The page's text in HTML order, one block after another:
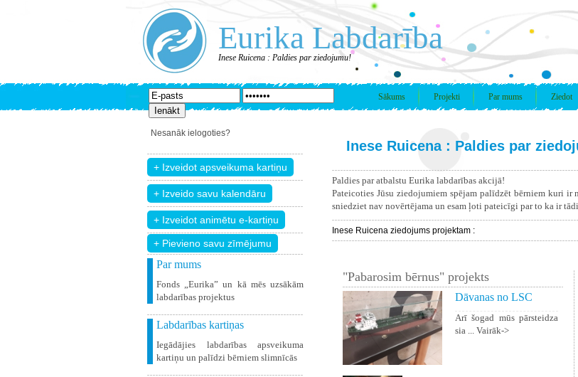
Eurika Labdarība
Inese Ruicena : Paldies par ziedojumu!
Sākums Projekti Par mums Ziedot
Nesanāk ielogoties?
+ Pievieno savu zīmējumu
Par mums
Fonds „Eurika” un kā mēs uzsākām
labdarības projektus
Labdarības kartiņas
Iegādājies labdarības apsveikuma
kartiņu un palīdzi bērniem slimnīcās
Inese Ruicena : Paldies par
Paldies par atbalstu Eurika labdarības akcijā!
Pateicoties Jūsu ziedojumiem spējam palīdzēt bērniem kuri
sniedziet nav novērtējama un esam ļoti pateicīgi par to ka ir
Inese Ruicena ziedojums projektam :
"Pabarosim bērnus" projekts
Dāvanas no LSC
Arī šogad mūs pārsteidza
sia ... Vairāk->